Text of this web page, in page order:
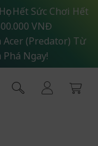
Hết Sức Chơi Hết
VNĐ
Acer (Predator) Từ
Phá Ngay!